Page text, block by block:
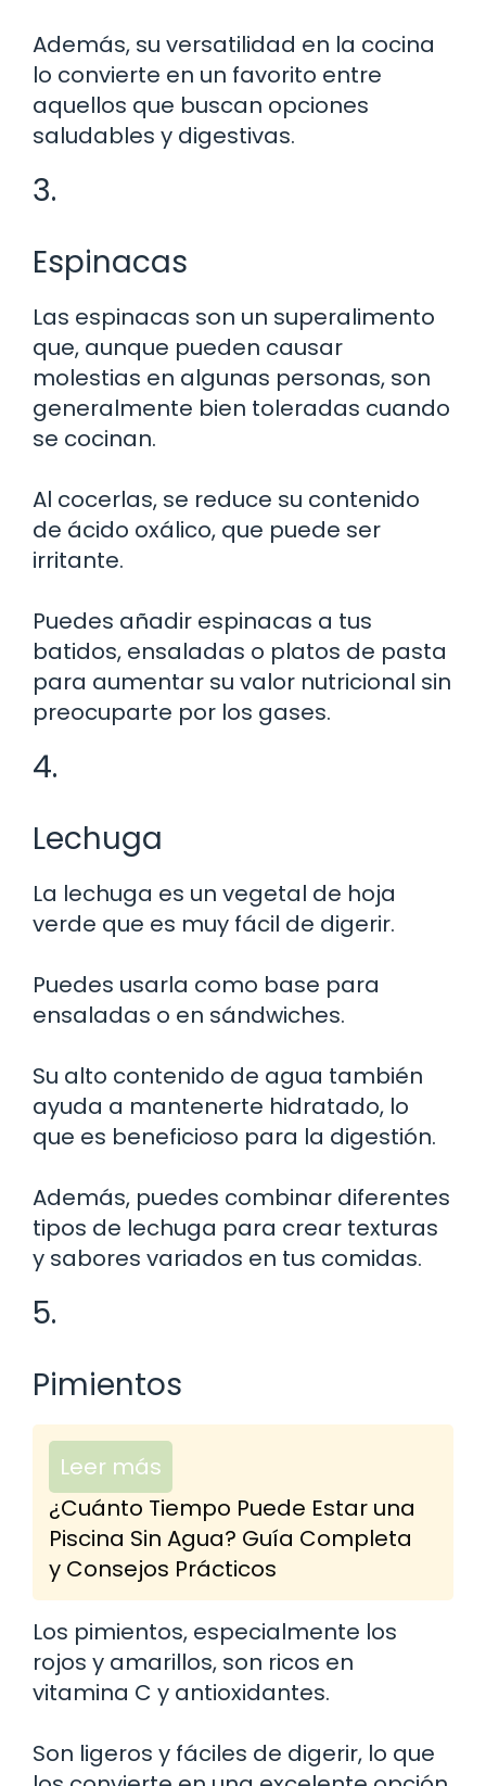
Además, su versatilidad en la cocina
lo convierte en un favorito entre
aquellos que buscan opciones
saludables y digestivas.
3.
Espinacas
Las espinacas son un superalimento
que, aunque pueden causar
molestias en algunas personas, son
generalmente bien toleradas cuando
se cocinan.
Al cocerlas, se reduce su contenido
de ácido oxálico, que puede ser
irritante.
Puedes añadir espinacas a tus
batidos, ensaladas o platos de pasta
para aumentar su valor nutricional sin
preocuparte por los gases.
4.
Lechuga
La lechuga es un vegetal de hoja
verde que es muy fácil de digerir.
Puedes usarla como base para
ensaladas o en sándwiches.
Su alto contenido de agua también
ayuda a mantenerte hidratado, lo
que es beneficioso para la digestión.
Además, puedes combinar diferentes
tipos de lechuga para crear texturas
y sabores variados en tus comidas.
5.
Pimientos
Leer más
¿Cuánto Tiempo Puede Estar una
Piscina Sin Agua? Guía Completa
y Consejos Prácticos
Los pimientos, especialmente los
rojos y amarillos, son ricos en
vitamina C y antioxidantes.
Son ligeros y fáciles de digerir, lo que